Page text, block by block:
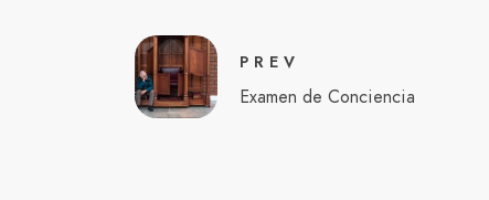
PREV
Examen de Conciencia